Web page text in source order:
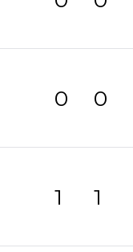
0 0
1 1